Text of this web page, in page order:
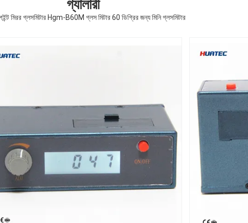
গ্যালারী
মিরর গ্লসমিটার Hgm-B60M গ্লস মিটার 60 ডিগ্রির জন্য মিনি গ্লসমিটার